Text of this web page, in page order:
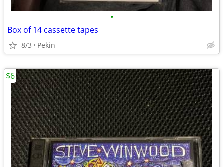
•
Box of 14 cassette tapes
8/3 Pekin
$6